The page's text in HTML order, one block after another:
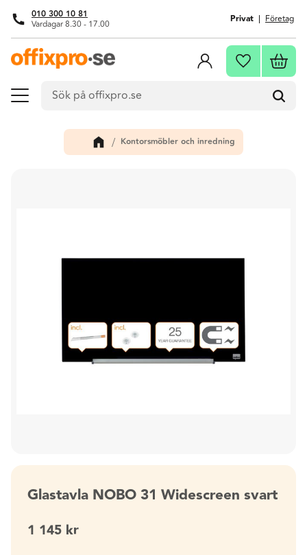
Meny
010 300 10 81
Vardagar 8.30 - 17.00 Privat Företag
Favoriter
Kontorsmöbler och inredning
Glastavla NOBO 31 Widescreen svart
1 145 kr